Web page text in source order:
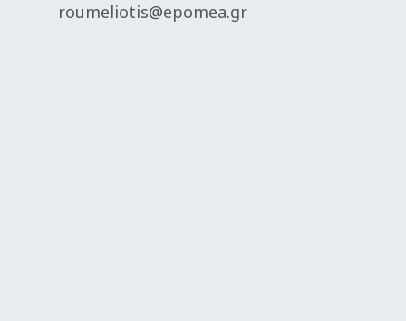
roumeliotis@epomea.gr